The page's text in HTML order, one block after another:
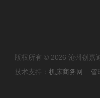
版权所有 © 2026 沧州创嘉
技术支持： 机床商务网 管